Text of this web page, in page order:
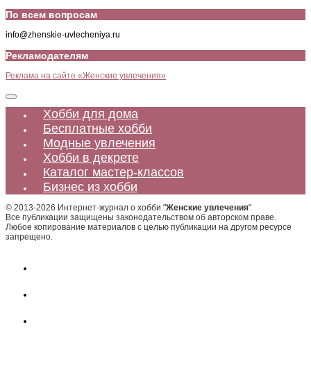
По всем вопросам
info@zhenskie-uvlecheniya.ru
Рекламодателям
Реклама на сайте «Женские увлечения»
Хобби для дома
Бесплатные хобби
Модные увлечения
Хобби в декрете
Каталог мастер-классов
Бизнес из хобби
© 2013-2026 Интернет-журнал о хобби "Женские увлечения"
Все публикации защищены законодательством об авторском праве.
Любое копирование материалов с целью публикации на другом ресурсе
запрещено.